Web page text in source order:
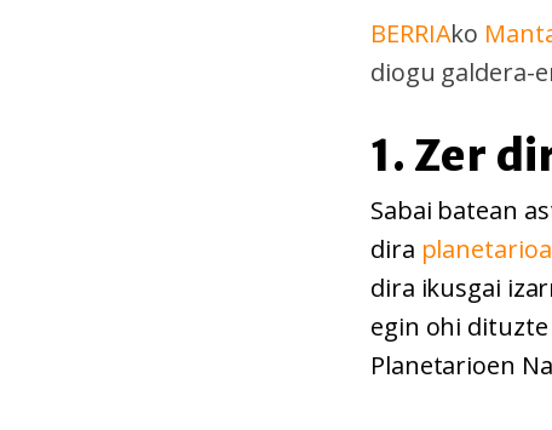
BERRIAko
diogu galdera-
1. Zer
Sabai batean
dira
dira ikusgai
egin ohi
Planetarioen